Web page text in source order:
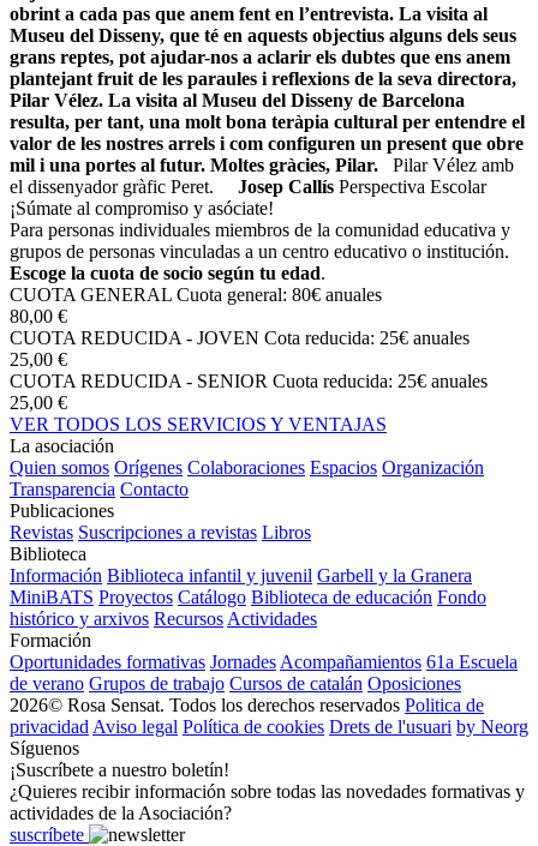
obrint a cada pas que anem fent en l’entrevista. La visita al
Museu del Disseny, que té en aquests objectius alguns dels seus
grans reptes, pot ajudar-nos a aclarir els dubtes que ens anem
plantejant fruit de les paraules i reflexions de la seva directora,
Pilar Vélez. La visita al Museu del Disseny de Barcelona
resulta, per tant, una molt bona teràpia cultural per entendre el
valor de les nostres arrels i com configuren un present que obre
mil i una portes al futur. Moltes gràcies, Pilar. Pilar Vélez amb
el dissenyador gràfic Peret. Josep Callís Perspectiva Escolar
¡Súmate al compromiso y asóciate!
Para personas individuales miembros de la comunidad educativa y
grupos de personas vinculadas a un centro educativo o institución.
Escoge la cuota de socio según tu edad.
CUOTA GENERAL Cuota general: 80€ anuales
80,00 €
CUOTA REDUCIDA - JOVEN Cota reducida: 25€ anuales
25,00 €
CUOTA REDUCIDA - SENIOR Cuota reducida: 25€ anuales
25,00 €
VER TODOS LOS SERVICIOS Y VENTAJAS
La asociación
Quien somos Orígenes Colaboraciones Espacios Organización
Transparencia Contacto
Publicaciones
Revistas Suscripciones a revistas Libros
Biblioteca
Información Biblioteca infantil y juvenil Garbell y la Granera
MiniBATS Proyectos Catálogo Biblioteca de educación Fondo
histórico y arxivos Recursos Actividades
Formación
Oportunidades formativas Jornades Acompañamientos 61a Escuela
de verano Grupos de trabajo Cursos de catalán Oposiciones
2026© Rosa Sensat. Todos los derechos reservados Politica de
privacidad Aviso legal Política de cookies Drets de l'usuari by Neorg
Síguenos
¡Suscríbete a nuestro boletín!
¿Quieres recibir información sobre todas las novedades formativas y
actividades de la Asociación?
suscríbete